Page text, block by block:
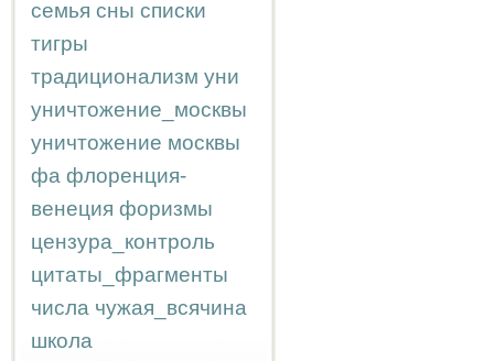
семья сны списки
тигры
традиционализм уни
уничтожение_москвы
уничтожение москвы
фа флоренция-
венеция форизмы
цензура_контроль
цитаты_фрагменты
числа чужая_всячина
школа